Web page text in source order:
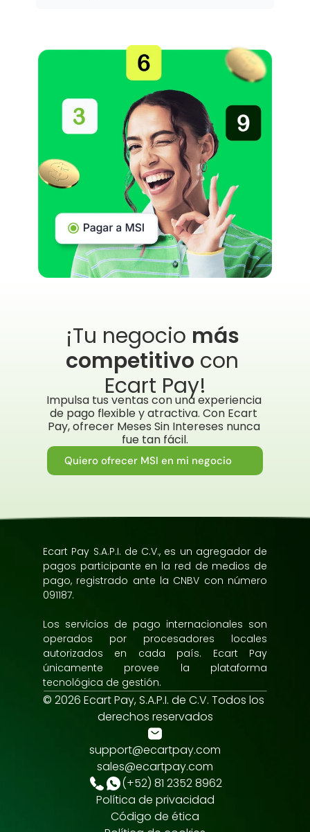
¡Tu negocio más
competitivo con
Ecart Pay!
Impulsa tus ventas con una experiencia
de pago flexible y atractiva. Con Ecart
Pay, ofrecer Meses Sin Intereses nunca
fue tan fácil.
Quiero ofrecer MSI en mi negocio
Ecart Pay S.A.P.I. de C.V., es un agregador de
pagos participante en la red de medios de
pago, registrado ante la CNBV con número
091187.
Los servicios de pago internacionales son
operados por procesadores locales
autorizados en cada país. Ecart Pay
únicamente provee la plataforma
tecnológica de gestión.
© 2026 Ecart Pay, S.A.P.I. de C.V. Todos los
derechos reservados
support@ecartpay.com
sales@ecartpay.com
(+52) 81 2352 8962
Política de privacidad
Código de ética